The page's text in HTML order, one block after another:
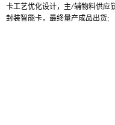
卡工艺优化设计，主/辅物料供应
封装智能卡，最终量产成品出货;